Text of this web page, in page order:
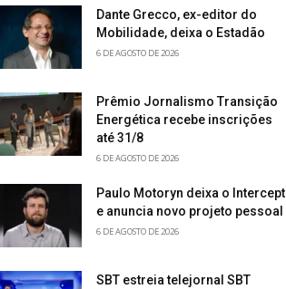
Dante Grecco, ex-editor do
Mobilidade, deixa o Estadão
6 DE AGOSTO DE 2026
Prêmio Jornalismo Transição
Energética recebe inscrições
até 31/8
6 DE AGOSTO DE 2026
Paulo Motoryn deixa o Intercept
e anuncia novo projeto pessoal
6 DE AGOSTO DE 2026
SBT estreia telejornal SBT